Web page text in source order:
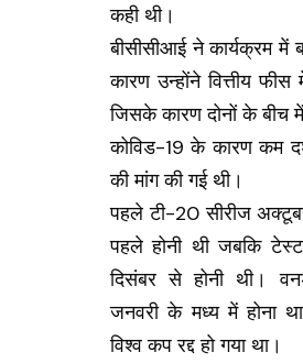
कही थी।
बीसीसीआई ने कार्यक्रम में
कारण उन्होंने वित्तीय
जिसके कारण दोनों के बीच
कोविड-19 के कारण कम
की मांग की गई थी।
पहले टी-20 सीरीज
पहले होनी थी जबकि
दिसंबर से होनी थी।
जनवरी के मध्य में होना
विश्व कप रद्द हो गया था।